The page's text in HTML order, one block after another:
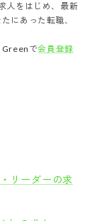
人をはじめ、最新
にあった転職、
Greenで会員登録
リーダーの求